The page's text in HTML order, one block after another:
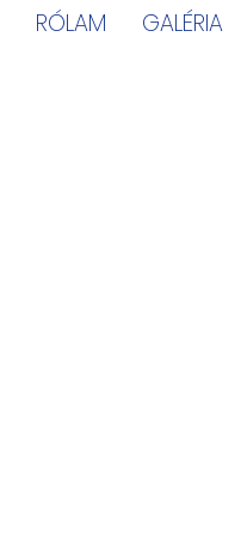
RÓLAM GALÉRIA